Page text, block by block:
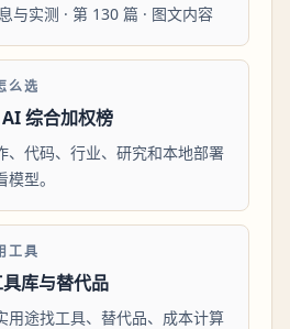
与实测 · 第 130 篇 · 图文内容
么选
综合加权榜
、代码、行业、研究和本地部署
型。
工具
库与替代品
用途找工具、替代品、成本计算